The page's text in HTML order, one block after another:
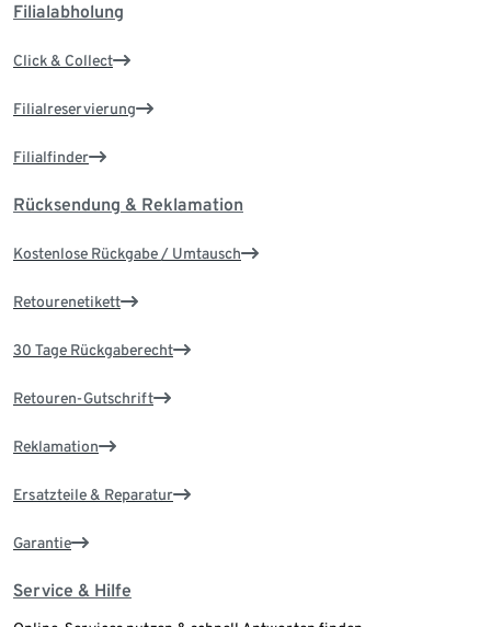
Filialabholung
Click & Collect
Filialreservierung
Filialfinder
Rücksendung & Reklamation
Kostenlose Rückgabe / Umtausch
Retourenetikett
30 Tage Rückgaberecht
Retouren-Gutschrift
Reklamation
Ersatzteile & Reparatur
Garantie
Service & Hilfe